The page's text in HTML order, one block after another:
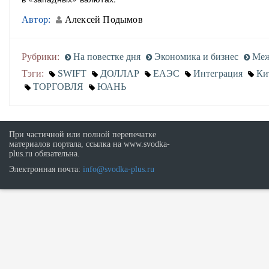
Автор: Алексей Подымов
Рубрики: На повестке дня Экономика и бизнес
Тэги:
SWIFT ДОЛЛАР ЕАЭС Интеграция
ТОРГОВЛЯ
ЮАНЬ
При частичной или полной перепечатке
материалов портала, ссылка на www.svodka-
plus.ru обязательна.
Электронная почта: info@svodka-plus.ru